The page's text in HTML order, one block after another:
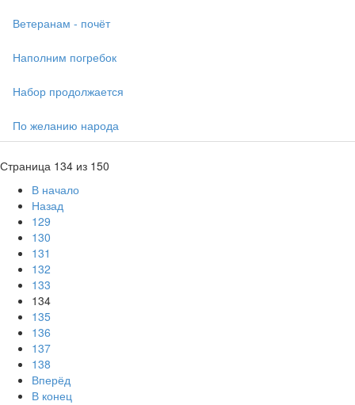
Ветеранам - почёт
Наполним погребок
Набор продолжается
По желанию народа
Страница 134 из 150
В начало
Назад
129
130
131
132
133
134
135
136
137
138
Вперёд
В конец